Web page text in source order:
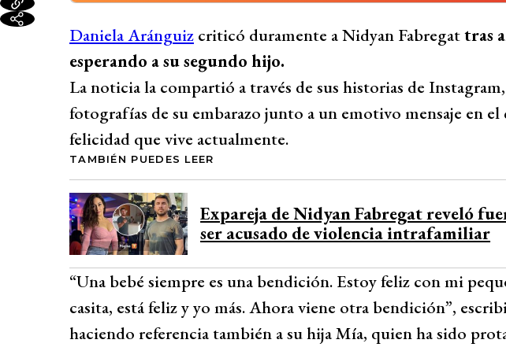
Daniela Aránguiz criticó fuertemente a Nidyan Fabregat por
embarazo en Instagram, alegando que la considera una madre
las difíciles circunstancias que ha mostrado en redes sociales,
violencia intrafamiliar y precarias condiciones de vida para su
cuestionó la falta de conciencia de Fabregat al traer otro hijo al
condiciones, aunque expresó buenos deseos para el bebé.
Desarrollado por Bío Bío Comunicaciones
Daniela Aránguiz criticó duramente a Nidyan Fabregattras
esperando a su segundo hijo.
La noticia la compartió a través de sus historias de
fotografías de su embarazo junto a un emotivo mensaje en el
felicidad que vive actualmente.
TAMBIÉN PUEDES LEER
Expareja de Nidyan Fabregat reveló
ser acusado de violencia intrafamiliar
“Una bebé siempre es una bendición. Estoy feliz con mi
casita, está feliz y yo más. Ahora viene otra bendición”,
haciendo referencia también a su hija Mía, quien ha sido